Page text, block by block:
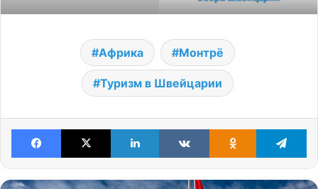
Африка Монтрё
Туризм в Швейцарии
Facebook X LinkedIn VKontakteOdnoklassniki